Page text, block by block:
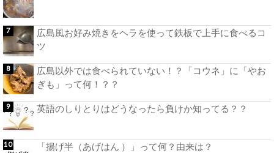
広島風お好み焼きをヘラを使って鉄板で上手に食べるコ
ツ
広島以外では食べられていない！？「コウネ」に「やお
ぎも」って何！？？
英語のしりとりはどうなったら負けか知ってる？？
「揚げ半（あげはん ）」って何？由来は？